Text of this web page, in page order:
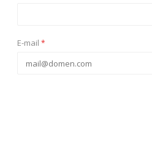
E-mail *